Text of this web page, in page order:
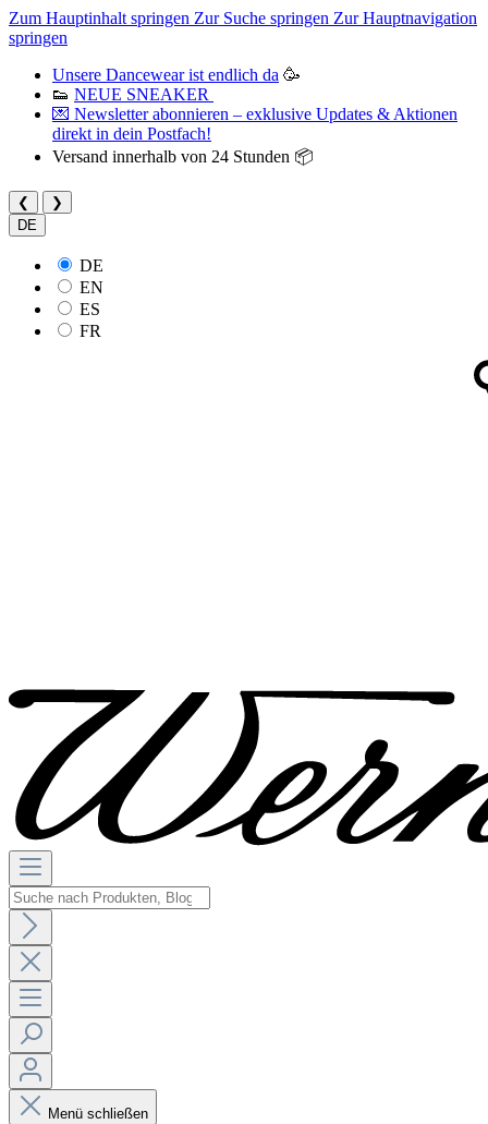
Zum Hauptinhalt springen Zur Suche springen Zur Hauptnavigation
springen
Unsere Dancewear ist endlich da 🥳
👟 NEUE SNEAKER
💌 Newsletter abonnieren – exklusive Updates & Aktionen
direkt in dein Postfach!
Versand innerhalb von 24 Stunden 📦
❮
❯
DE
DE
EN
ES
FR
Menü schließen